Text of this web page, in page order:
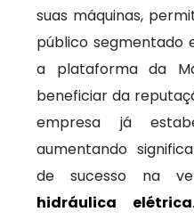
suas máquinas,
público segmentado
a plataforma da
beneficiar da
empresa já
aumentando
de sucesso na
hidráulica elétrica